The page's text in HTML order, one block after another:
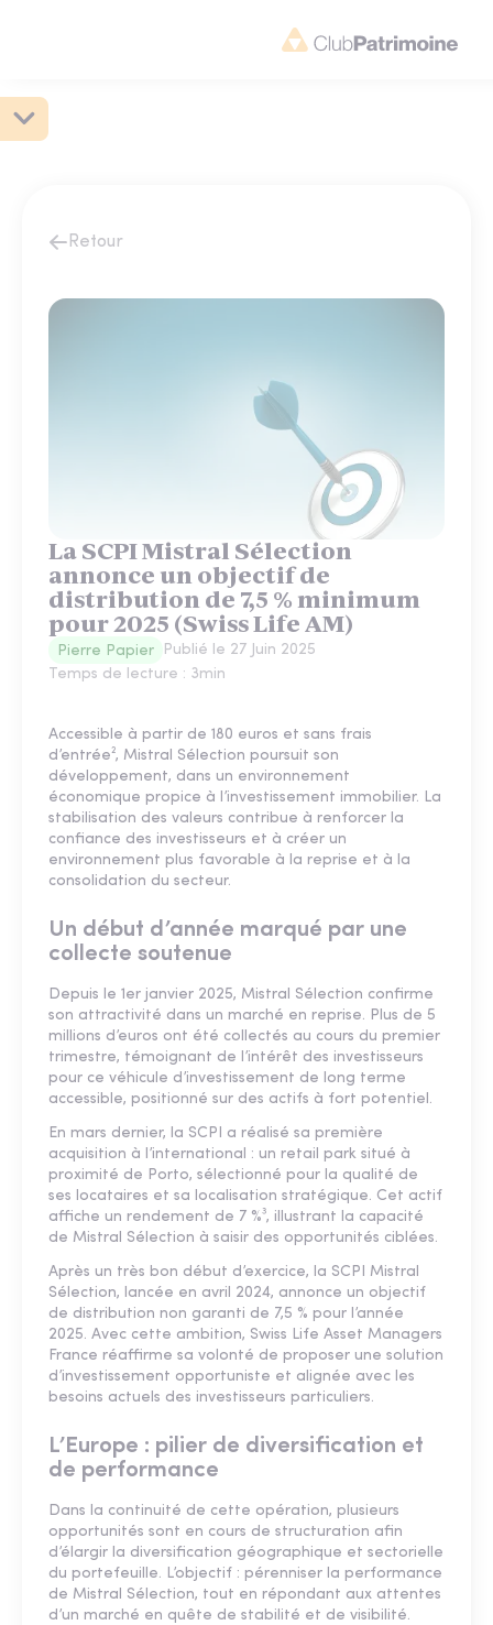
Retour
La SCPI Mistral Sélection
annonce un objectif de
distribution de 7,5 % minimum
pour 2025 (Swiss Life AM)
Pierre Papier Publié le 27 Juin 2025
Temps de lecture : 3min
Accessible à partir de 180 euros et sans frais
d’entrée², Mistral Sélection poursuit son
développement, dans un environnement
économique propice à l’investissement immobilier. La
stabilisation des valeurs contribue à renforcer la
confiance des investisseurs et à créer un
environnement plus favorable à la reprise et à la
consolidation du secteur.
Un début d’année marqué par une
collecte soutenue
Depuis le 1er janvier 2025, Mistral Sélection confirme
son attractivité dans un marché en reprise. Plus de 5
millions d’euros ont été collectés au cours du premier
trimestre, témoignant de l’intérêt des investisseurs
pour ce véhicule d’investissement de long terme
accessible, positionné sur des actifs à fort potentiel.
En mars dernier, la SCPI a réalisé sa première
acquisition à l’international : un retail park situé à
proximité de Porto, sélectionné pour la qualité de
ses locataires et sa localisation stratégique. Cet actif
affiche un rendement de 7 %³, illustrant la capacité
de Mistral Sélection à saisir des opportunités ciblées.
Après un très bon début d’exercice, la SCPI Mistral
Sélection, lancée en avril 2024, annonce un objectif
de distribution non garanti de 7,5 % pour l’année
2025. Avec cette ambition, Swiss Life Asset Managers
France réaffirme sa volonté de proposer une solution
d’investissement opportuniste et alignée avec les
besoins actuels des investisseurs particuliers.
L’Europe : pilier de diversification et
de performance
Dans la continuité de cette opération, plusieurs
opportunités sont en cours de structuration afin
d’élargir la diversification géographique et sectorielle
du portefeuille. L’objectif : pérenniser la performance
de Mistral Sélection, tout en répondant aux attentes
d’un marché en quête de stabilité et de visibilité.